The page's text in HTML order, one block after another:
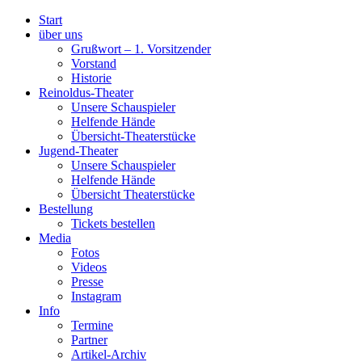
Start
über uns
Grußwort – 1. Vorsitzender
Vorstand
Historie
Reinoldus-Theater
Unsere Schauspieler
Helfende Hände
Übersicht-Theaterstücke
Jugend-Theater
Unsere Schauspieler
Helfende Hände
Übersicht Theaterstücke
Bestellung
Tickets bestellen
Media
Fotos
Videos
Presse
Instagram
Info
Termine
Partner
Artikel-Archiv